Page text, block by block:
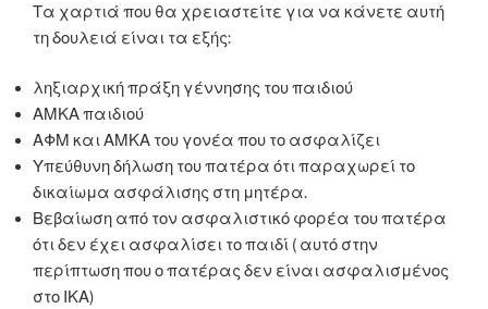
Τα χαρτιά που θα χρειαστείτε για να κάνετε αυτή
τη δουλειά είναι τα εξής:
ληξιαρχική πράξη γέννησης του παιδιού
ΑΜΚΑ παιδιού
ΑΦΜ και ΑΜΚΑ του γονέα που το ασφαλίζει
Υπεύθυνη δήλωση του πατέρα ότι παραχωρεί το
δικαίωμα ασφάλισης στη μητέρα.
Βεβαίωση από τον ασφαλιστικό φορέα του πατέρα
ότι δεν έχει ασφαλίσει το παιδί ( αυτό στην
περίπτωση που ο πατέρας δεν είναι ασφαλισμένος
στο ΙΚΑ)